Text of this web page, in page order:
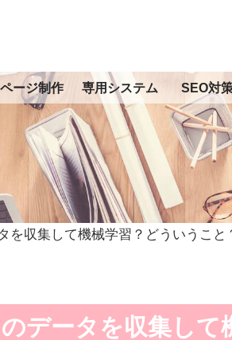
ージ制作 専用システム SEO対
を収集して機械学習？どういうこと
データを収集し